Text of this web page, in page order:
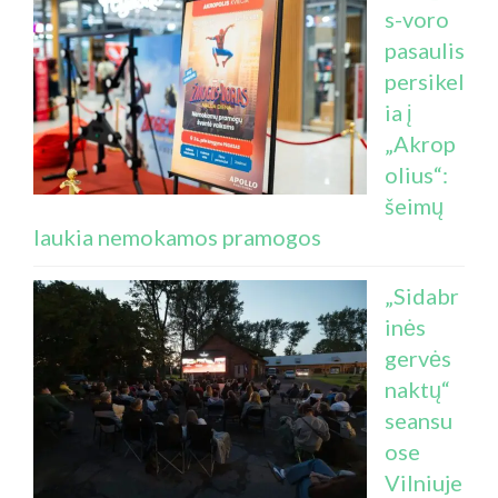
s-voro
pasaulis
persikel
ia į
„Akrop
olius“:
šeimų
laukia nemokamos pramogos
„Sidabr
inės
gervės
naktų“
seansu
ose
Vilniuje